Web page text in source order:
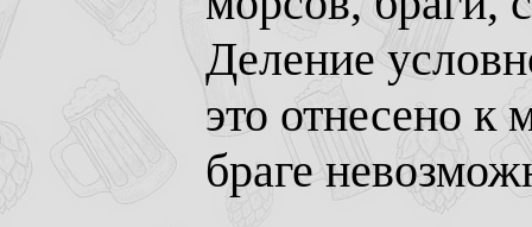
Деление
это отнесено к
браге